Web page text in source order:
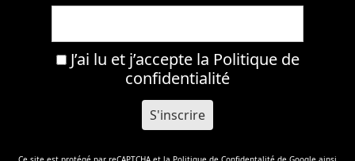
J’ai lu et j’accepte la Politique de
confidentialité